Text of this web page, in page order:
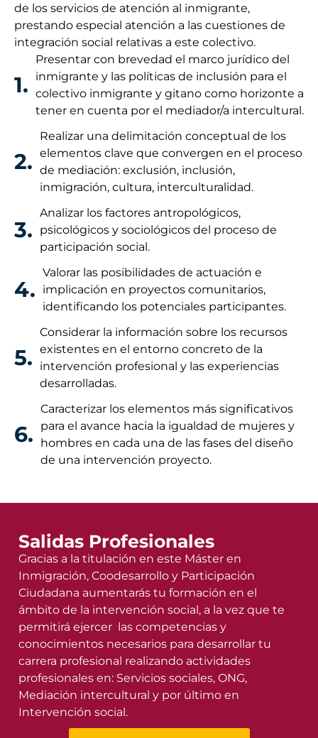
de los servicios de atención al inmigrante,
prestando especial atención a las cuestiones de
integración social relativas a este colectivo.
1.
Presentar con brevedad el marco jurídico del
inmigrante y las políticas de inclusión para el
colectivo inmigrante y gitano como horizonte a
tener en cuenta por el mediador/a intercultural.
2.
Realizar una delimitación conceptual de los
elementos clave que convergen en el proceso
de mediación: exclusión, inclusión,
inmigración, cultura, interculturalidad.
3.
Analizar los factores antropológicos,
psicológicos y sociológicos del proceso de
participación social.
4.
Valorar las posibilidades de actuación e
implicación en proyectos comunitarios,
identificando los potenciales participantes.
5.
Considerar la información sobre los recursos
existentes en el entorno concreto de la
intervención profesional y las experiencias
desarrolladas.
6.
Caracterizar los elementos más significativos
para el avance hacia la igualdad de mujeres y
hombres en cada una de las fases del diseño
de una intervención proyecto.
Salidas Profesionales
Gracias a la titulación en este Máster en
Inmigración, Coodesarrollo y Participación
Ciudadana aumentarás tu formación en el
ámbito de la intervención social, a la vez que te
permitirá ejercer las competencias y
conocimientos necesarios para desarrollar tu
carrera profesional realizando actividades
profesionales en: Servicios sociales, ONG,
Mediación intercultural y por último en
Intervención social.